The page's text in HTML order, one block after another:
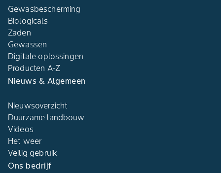
Gewasbescherming
Biologicals
Zaden
Gewassen
Digitale oplossingen​
Producten A-Z​
Nieuws & Algemeen​
Nieuwsoverzicht
Duurzame landbouw​
Videos
Het weer​
Veilig gebruik
Ons bedrijf​